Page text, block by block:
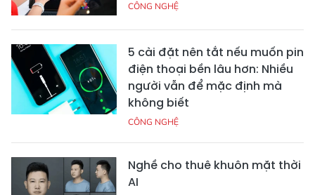
CÔNG NGHỆ
5 cài đặt nên tắt nếu muốn pin
điện thoại bền lâu hơn: Nhiều
người vẫn để mặc định mà
không biết
CÔNG NGHỆ
Nghề cho thuê khuôn mặt thời
AI